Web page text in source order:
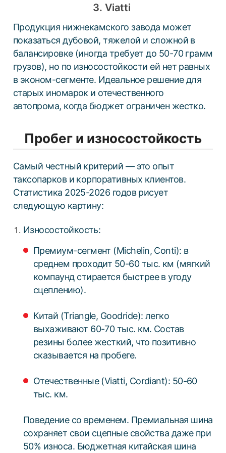
3. Viatti
Продукция нижнекамского завода может
показаться дубовой, тяжелой и сложной в
балансировке (иногда требует до 50-70 грамм
грузов), но по износостойкости ей нет равных
в эконом-сегменте. Идеальное решение для
старых иномарок и отечественного
автопрома, когда бюджет ограничен жестко.
Пробег и износостойкость
Самый честный критерий — это опыт
таксопарков и корпоративных клиентов.
Статистика 2025-2026 годов рисует
следующую картину:
Износостойкость:
Премиум-сегмент (Michelin, Conti): в
среднем проходит 50-60 тыс. км (мягкий
компаунд стирается быстрее в угоду
сцеплению).
Китай (Triangle, Goodride): легко
выхаживают 60-70 тыс. км. Состав
резины более жесткий, что позитивно
сказывается на пробеге.
Отечественные (Viatti, Cordiant): 50-60
тыс. км.
Поведение со временем. Премиальная шина
сохраняет свои сцепные свойства даже при
50% износа. Бюджетная китайская шина